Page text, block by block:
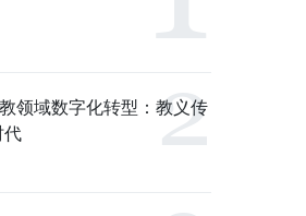
领域数字化转型：教义传
代